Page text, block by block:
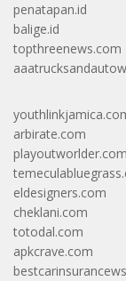
penatapan.id
balige.id
topthreenews.com
arbirate.com
playoutworlder.com
eldesigners.com
cheklani.com
totodal.com
apkcrave.com